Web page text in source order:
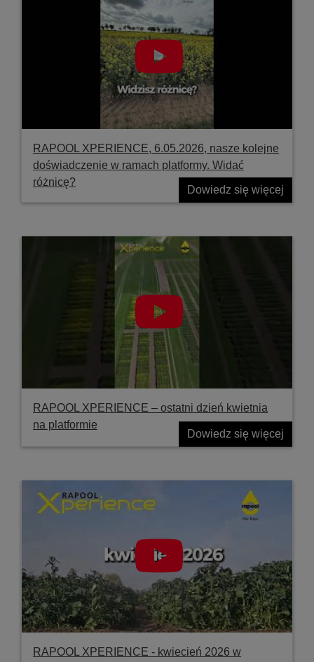
RAPOOL XPERIENCE, 6.05.2026, nasze kolejne
doświadczenie w ramach platformy. Widać
różnicę?
Dowiedz się więcej
RAPOOL XPERIENCE – ostatni dzień kwietnia
na platformie
Dowiedz się więcej
RAPOOL XPERIENCE - kwiecień 2026 w